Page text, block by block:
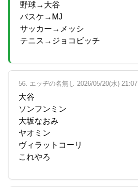
野球→大谷
バスケ→MJ
サッカー→メッシ
テニス→ジョコビッチ
56. エッヂの名無し 2026/05/20(水) 21:07
大谷
ソンフンミン
大坂なおみ
ヤオミン
ヴィラットコーリ
これやろ